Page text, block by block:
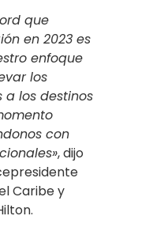
que
en 2023 es
enfoque
los
los destinos
con
, dijo
Caribe y